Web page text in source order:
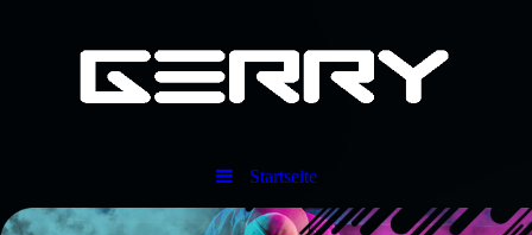
Startseite